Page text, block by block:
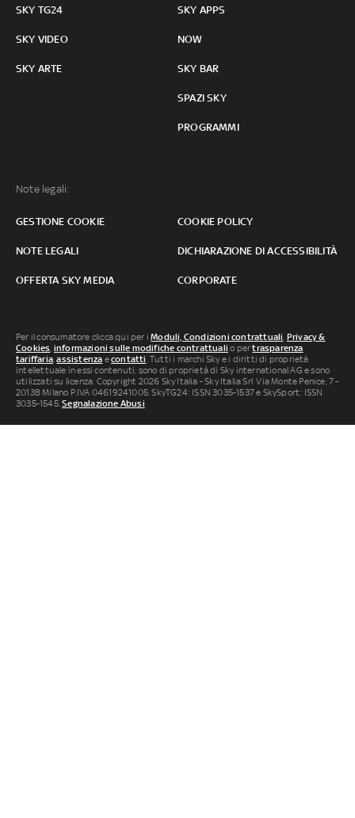
SKY TG24
SKY VIDEO
SKY ARTE
SKY APPS
NOW
SKY BAR
SPAZI SKY
PROGRAMMI
Note legali:
GESTIONE COOKIE COOKIE POLICY
NOTE LEGALI DICHIARAZIONE DI ACCESSIBILITÀ
OFFERTA SKY MEDIA CORPORATE
Per il consumatore clicca qui per iModuli, Condizioni contrattuali, Privacy &
Cookies, informazioni sulle modifiche contrattuali o pertrasparenza
tariffaria,assistenza econtatti. Tutti i marchi Sky e i diritti di proprietà
intellettuale in essi contenuti, sono di proprietà di Sky international AG e sono
utilizzati su licenza. Copyright 2026 Sky Italia - Sky Italia Srl Via Monte Penice, 7 -
20138 Milano P.IVA 04619241005. SkyTG24: ISSN 3035-1537 e SkySport: ISSN
3035-1545.Segnalazione Abusi